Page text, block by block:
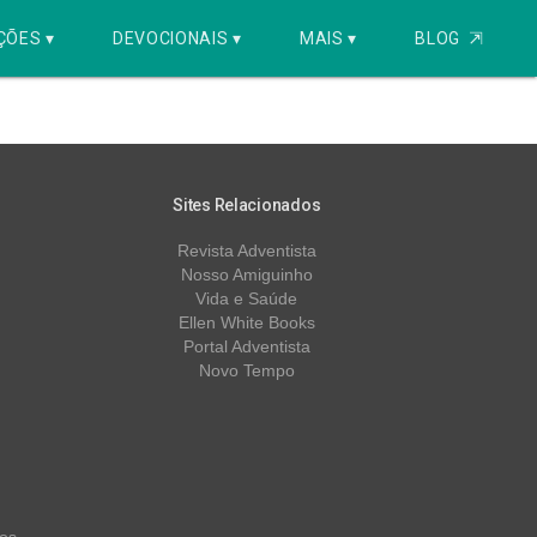
▾ DEVOCIONAIS ▾ MAIS ▾ BLOG ⇱
Sites Relacionados
Revista Adventista
Nosso Amiguinho
Vida e Saúde
Ellen White Books
Portal Adventista
Novo Tempo